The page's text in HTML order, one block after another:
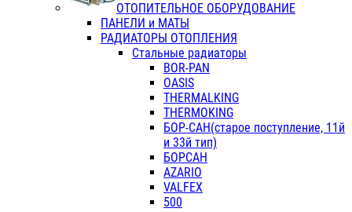
ОТОПИТЕЛЬНОЕ ОБОРУДОВАНИЕ
ПАНЕЛИ и МАТЫ
РАДИАТОРЫ ОТОПЛЕНИЯ
Стальные радиаторы
BOR-PAN
OASIS
THERMALKING
THERMOKING
БОР-САН(старое поступление, 11й
и 33й тип)
БОРСАН
AZARIO
VALFEX
500